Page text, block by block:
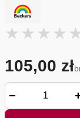
105,00 zł
−